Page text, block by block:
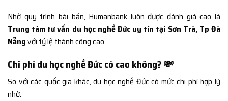
Nhờ quy trình bài bản, Humanbank luôn được đánh giá cao là
Trung tâm tư vấn du học nghề Đức uy tín tại Sơn Trà, Tp Đà
Nẵngvới tỷ lệ thành công cao.
Chi phí du học nghề Đức có cao không? 💸
So với các quốc gia khác, du học nghề Đức có mức chi phí hợp lý
nhờ: